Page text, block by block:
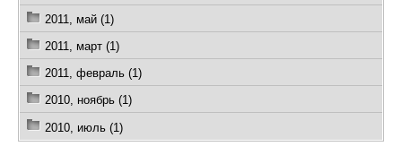
2011, май (1)
2011, март (1)
2011, февраль (1)
2010, ноябрь (1)
2010, июль (1)